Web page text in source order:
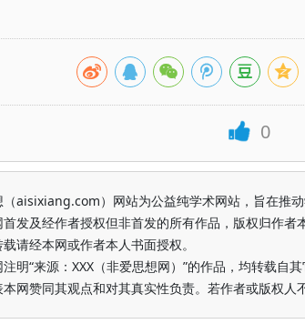
0
（aisixiang.com）网站为公益纯学术网站，旨在推动
首发及经作者授权但非首发的所有作品，版权归作者
请经本网或作者本人书面授权。
注明“来源：XXX（非爱思想网）”的作品，均转载自
网赞同其观点和对其真实性负责。若作者或版权人